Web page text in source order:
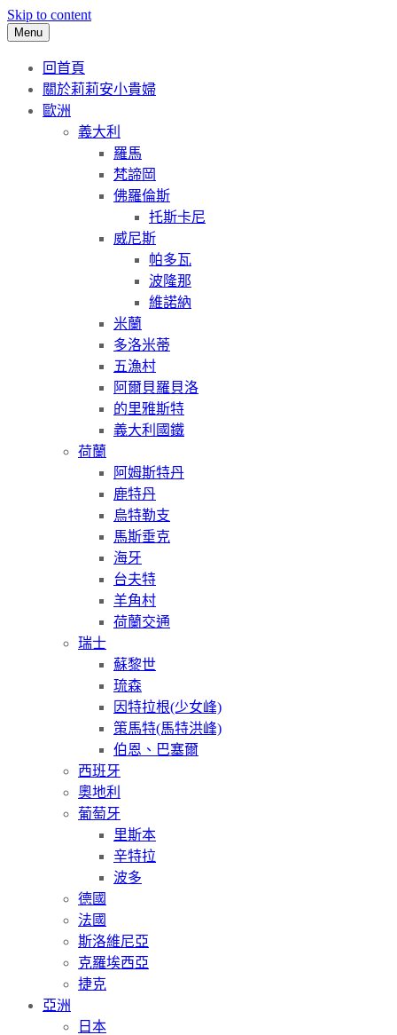
Skip to content
Menu
回首頁
關於莉莉安小貴婦
歐洲
義大利
羅馬
梵諦岡
佛羅倫斯
托斯卡尼
威尼斯
帕多瓦
波隆那
維諾納
米蘭
多洛米蒂
五漁村
阿爾貝羅貝洛
的里雅斯特
義大利國鐵
荷蘭
阿姆斯特丹
鹿特丹
烏特勒支
馬斯垂克
海牙
台夫特
羊角村
荷蘭交通
瑞士
蘇黎世
琉森
因特拉根(少女峰)
策馬特(馬特洪峰)
伯恩、巴塞爾
西班牙
奧地利
葡萄牙
里斯本
辛特拉
波多
德國
法國
斯洛維尼亞
克羅埃西亞
捷克
亞洲
日本